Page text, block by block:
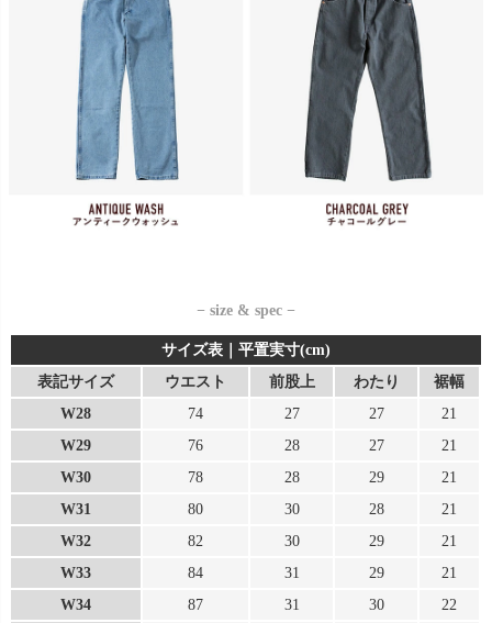
− size & spec −
サイズ表｜平置実寸(cm)
表記サイズ
ウエスト 前股上 わたり
裾幅
W28
74 27 27
21
W29
76 28 27
21
W30
78 28 29
21
W31
80 30 28
21
W32
82 30 29
21
W33
84 31 29
21
W34
87 31 30
22